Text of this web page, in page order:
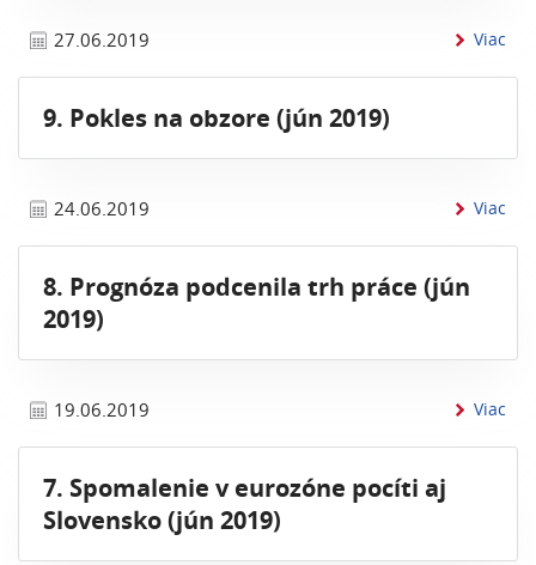
27.06.2019 Viac
9. Pokles na obzore (jún 2019)
24.06.2019 Viac
8. Prognóza podcenila trh práce (jún
2019)
19.06.2019 Viac
7. Spomalenie v eurozóne pocíti aj
Slovensko (jún 2019)